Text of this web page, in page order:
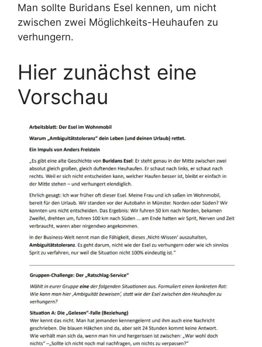
Man sollte Buridans Esel kennen, um nicht
zwischen zwei Möglichkeits-Heuhaufen zu
verhungern.
Hier zunächst eine
Vorschau